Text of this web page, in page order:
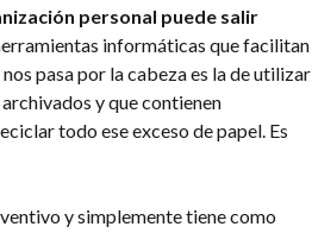
personal puede salir
informáticas que facilitan
pasa por la cabeza es la de utilizar
y que contienen
todo ese exceso de papel. Es
y simplemente tiene como